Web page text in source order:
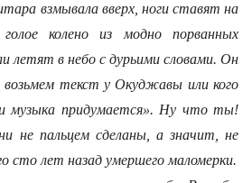
взмывала вверх, ноги ставят на
колено из модно порванных
летят в небо с дурьими словами. Он
возьмем текст у Окуджавы или кого
музыка придумается». Ну что ты!
не пальцем сделаны, а значит, не
лет назад умершего маломерки.